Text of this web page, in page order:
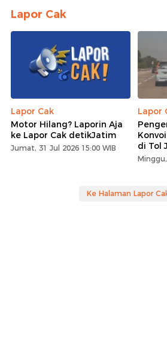
Lapor Cak
Lapor Cak
Motor Hilang? Laporin Aja
ke Lapor Cak detikJatim
Jumat, 31 Jul 2026 15:00 WIB
Lapor
di Tol
Ke Halaman Lapor